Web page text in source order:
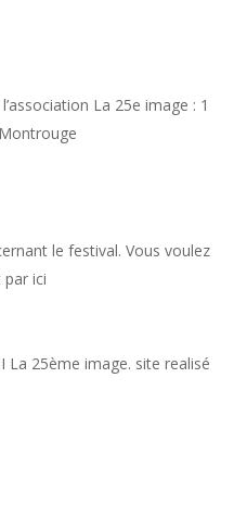
La 25e image : 1
le festival. Vous voulez
ici
25ème image. site realisé